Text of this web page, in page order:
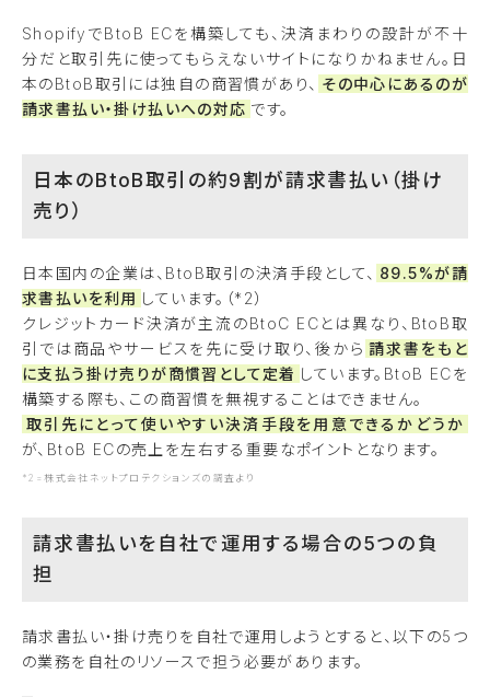
ShopifyでBtoB ECを構築しても、決済まわりの設計が不十
分だと取引先に使ってもらえないサイトになりかねません。日
本のBtoB取引には独自の商習慣があり、 その中心にあるのが
請求書払い・掛け払いへの対応 です。
日本のBtoB取引の約9割が請求書払い（掛け
売り）
日本国内の企業は、BtoB取引の決済手段として、 89.5%が請
求書払いを利用 しています。（*2）
クレジットカード決済が主流のBtoC ECとは異なり、BtoB取
引では商品やサービスを先に受け取り、後から 請求書をもと
に支払う掛け売りが商慣習として定着 しています。BtoB ECを
構築する際も、この商習慣を無視することはできません。
取引先にとって使いやすい決済手段を用意できるかどうか
が、BtoB ECの売上を左右する重要なポイントとなります。
*2=株式会社ネットプロテクションズの調査より
請求書払いを自社で運用する場合の5つの負
担
請求書払い・掛け売りを自社で運用しようとすると、以下の5つ
の業務を自社のリソースで担う必要があります。